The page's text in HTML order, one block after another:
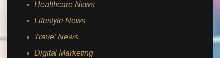
Healthcare News
Lifestyle News
Travel News
Digital Marketing